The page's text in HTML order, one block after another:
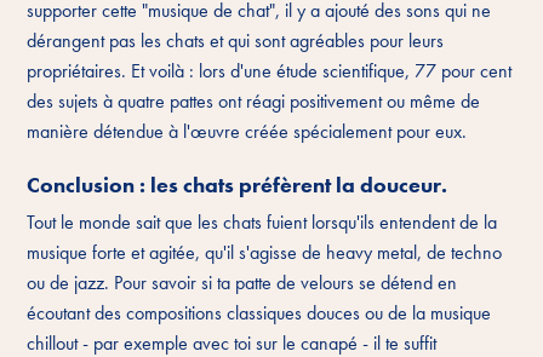
supporter cette "musique de chat", il y a ajouté des sons qui ne
dérangent pas les chats et qui sont agréables pour leurs
propriétaires. Et voilà : lors d'une étude scientifique, 77 pour cent
des sujets à quatre pattes ont réagi positivement ou même de
manière détendue à l'œuvre créée spécialement pour eux.
Conclusion : les chats préfèrent la douceur.
Tout le monde sait que les chats fuient lorsqu'ils entendent de la
musique forte et agitée, qu'il s'agisse de heavy metal, de techno
ou de jazz. Pour savoir si ta patte de velours se détend en
écoutant des compositions classiques douces ou de la musique
chillout - par exemple avec toi sur le canapé - il te suffit